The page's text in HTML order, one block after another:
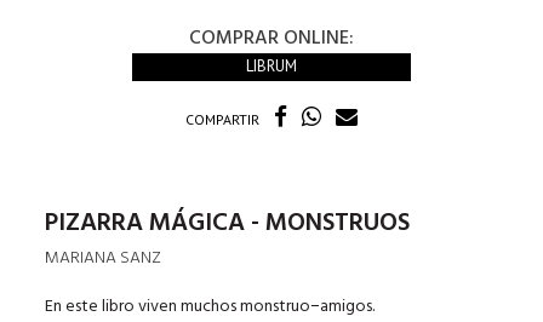
COMPRAR ONLINE:
LIBRUM
COMPARTIR
PIZARRA MÁGICA - MONSTRUOS
MARIANA SANZ
En este libro viven muchos monstruo−amigos.